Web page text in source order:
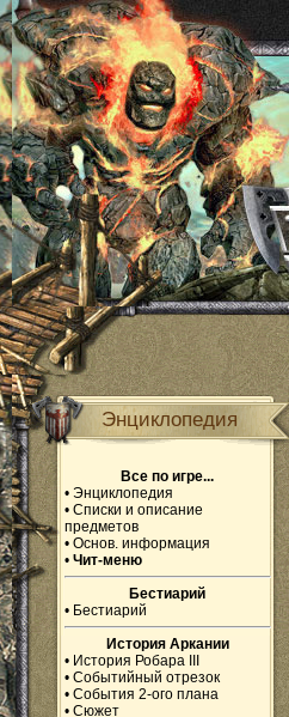
Энциклопедия
Все по игре...
• Энциклопедия
• Списки и описание
предметов
• Основ. информация
• Чит-меню
Бестиарий
• Бестиарий
История Аркании
• История Робара III
• Событийный отрезок
• События 2-ого плана
• Сюжет